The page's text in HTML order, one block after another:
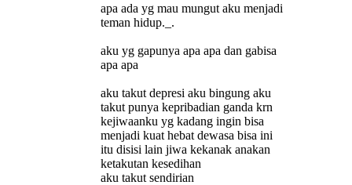
apa ada yg mau mungut aku menjadi
teman hidup._.
aku yg gapunya apa apa dan gabisa
apa apa
aku takut depresi aku bingung aku
takut punya kepribadian ganda krn
kejiwaanku yg kadang ingin bisa
menjadi kuat hebat dewasa bisa ini
itu disisi lain jiwa kekanak anakan
ketakutan kesedihan
aku takut sendirian